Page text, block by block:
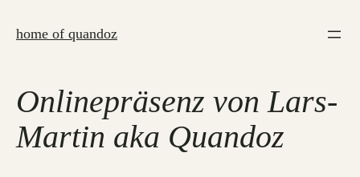
Inhalthome of quandoz
Onlinepräsenz von Lars-
Martin aka Quandoz